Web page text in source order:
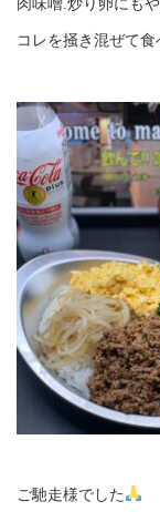
コレを掻き混ぜて
ご馳走様でした